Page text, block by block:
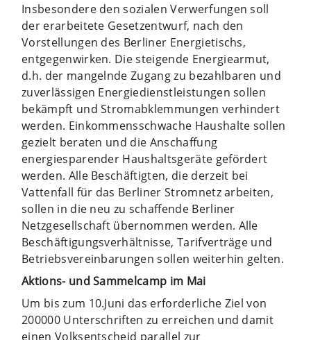
Insbesondere den sozialen Verwerfungen soll
der erarbeitete Gesetzentwurf, nach den
Vorstellungen des Berliner Energietischs,
entgegenwirken. Die steigende Energiearmut,
d.h. der mangelnde Zugang zu bezahlbaren und
zuverlässigen Energiedienstleistungen sollen
bekämpft und Stromabklemmungen verhindert
werden. Einkommensschwache Haushalte sollen
gezielt beraten und die Anschaffung
energiesparender Haushaltsgeräte gefördert
werden. Alle Beschäftigten, die derzeit bei
Vattenfall für das Berliner Stromnetz arbeiten,
sollen in die neu zu schaffende Berliner
Netzgesellschaft übernommen werden. Alle
Beschäftigungsverhältnisse, Tarifverträge und
Betriebsvereinbarungen sollen weiterhin gelten.
Aktions- und Sammelcamp im Mai
Um bis zum 10.Juni das erforderliche Ziel von
200000 Unterschriften zu erreichen und damit
einen Volksentscheid parallel zur